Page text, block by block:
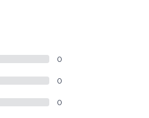
0
0
0